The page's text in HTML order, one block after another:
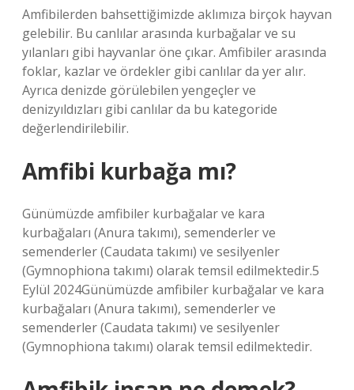
Amfibilerden bahsettiğimizde aklımıza birçok hayvan
gelebilir. Bu canlılar arasında kurbağalar ve su
yılanları gibi hayvanlar öne çıkar. Amfibiler arasında
foklar, kazlar ve ördekler gibi canlılar da yer alır.
Ayrıca denizde görülebilen yengeçler ve
denizyıldızları gibi canlılar da bu kategoride
değerlendirilebilir.
Amfibi kurbağa mı?
Günümüzde amfibiler kurbağalar ve kara
kurbağaları (Anura takımı), semenderler ve
semenderler (Caudata takımı) ve sesilyenler
(Gymnophiona takımı) olarak temsil edilmektedir.5
Eylül 2024Günümüzde amfibiler kurbağalar ve kara
kurbağaları (Anura takımı), semenderler ve
semenderler (Caudata takımı) ve sesilyenler
(Gymnophiona takımı) olarak temsil edilmektedir.